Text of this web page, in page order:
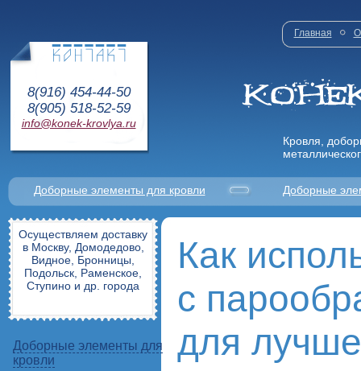
8(916) 454-44-50
8(905) 518-52-59
info@konek-krovlya.ru
Главная О
Кровля,
Доборные элементы для кровли Доборные
Осуществляем доставку
в Москву, Домодедово,
Видное, Бронницы,
Подольск, Раменское,
Ступино и др. города
Доборные элементы для
кровли
Как
с
для